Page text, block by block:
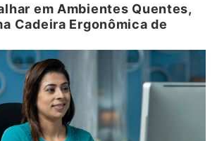
em Ambientes Quentes,
Cadeira Ergonômica de